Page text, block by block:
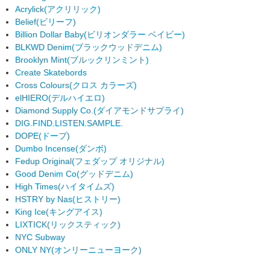
Acrylick(アクリリック)
Belief(ビリーフ)
Billion Dollar Baby(ビリオンダラー ベイビー)
BLKWD Denim(ブラックウッドデニム)
Brooklyn Mint(ブルックリンミント)
Create Skatebords
Cross Colours(クロス カラーズ)
elHIERO(デルハイエロ)
Diamond Supply Co. (ダイアモンドサプライ)
DIG.FIND.LISTEN.SAMPLE.
DOPE(ドープ)
Dumbo Incense(ダンボ)
Fedup Original(フェダップ オリジナル)
Good Denim Co(グッドデニム)
High Times(ハイタイムズ)
HSTRY by Nas(ヒストリー)
King Ice(キングアイス)
LIXTICK(リックスティック)
NYC Subway
ONLY NY(オンリーニューヨーク)